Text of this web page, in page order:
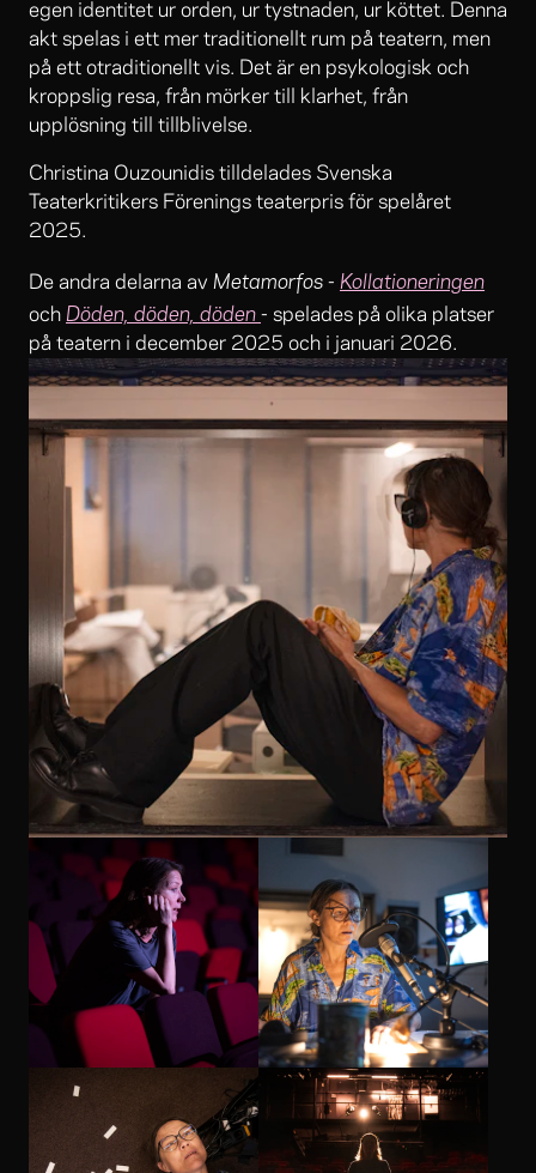
egen identitet ur orden, ur tystnaden, ur köttet. Denna
akt spelas i ett mer traditionellt rum på teatern, men
på ett otraditionellt vis. Det är en psykologisk och
kroppslig resa, från mörker till klarhet, från
upplösning till tillblivelse.
Christina Ouzounidis tilldelades Svenska
Teaterkritikers Förenings teaterpris för spelåret
2025.
De andra delarna av Metamorfos - Kollationeringen
och Döden, döden, döden - spelades på olika platser
på teatern i december 2025 och i januari 2026.